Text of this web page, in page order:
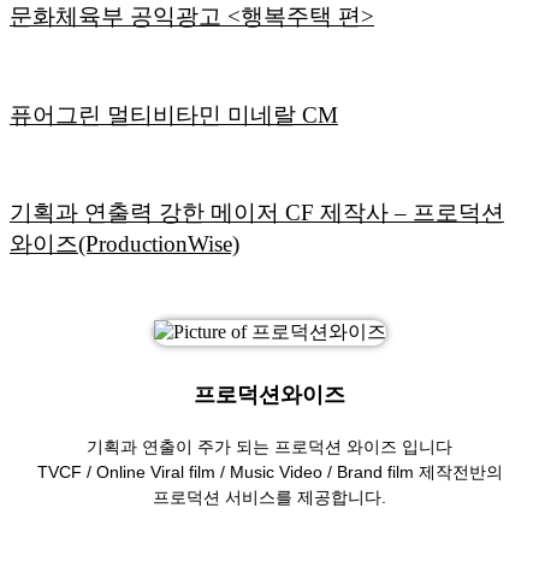
문화체육부 공익광고 <행복주택 편>
퓨어그린 멀티비타민 미네랄 CM
기획과 연출력 강한 메이저 CF 제작사 – 프로덕션
와이즈(ProductionWise)
프로덕션와이즈
기획과 연출이 주가 되는 프로덕션 와이즈 입니다
TVCF / Online Viral film / Music Video / Brand film 제작전반의
프로덕션 서비스를 제공합니다.